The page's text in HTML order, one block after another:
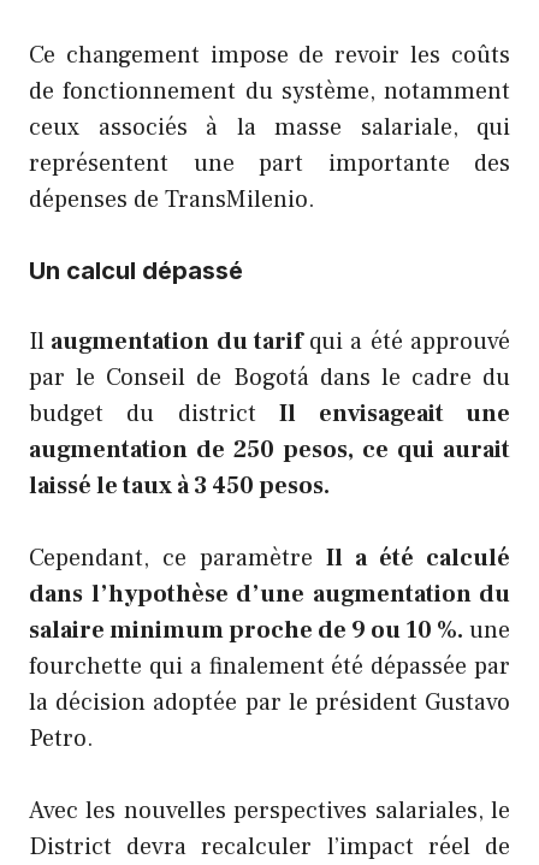
Ce changement impose de revoir les coûts
de fonctionnement du système, notamment
ceux associés à la masse salariale, qui
représentent une part importante des
dépenses de TransMilenio.
Un calcul dépassé
Il augmentation du tarifqui a été approuvé
par le Conseil de Bogotá dans le cadre du
budget du districtIl envisageait une
augmentation de 250 pesos, ce qui aurait
laissé le taux à 3 450 pesos.
Cependant, ce paramètre Il a été calculé
dans l’hypothèse d’une augmentation du
salaire minimum proche de 9 ou 10 %. une
fourchette qui a finalement été dépassée par
la décision adoptée par le président Gustavo
Petro.
Avec les nouvelles perspectives salariales, le
District devra recalculer l’impact réel de